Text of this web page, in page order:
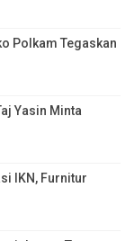
Polkam Tegaskan
Yasin Minta
IKN, Furnitur